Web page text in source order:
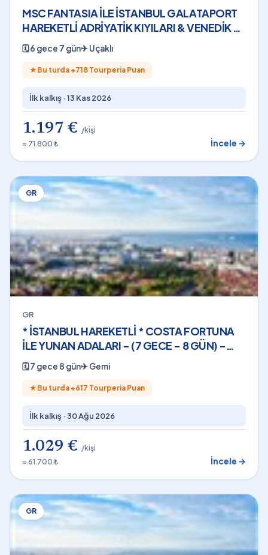
MSC FANTASIA İLE İSTANBUL GALATAPORT
HAREKETLİ ADRİYATİK KIYILARI & VENEDİK 6
Gece THY - 13 Kasım 2026
🗓6 gece 7 gün✈Uçaklı
★ Bu turda +718 Tourperia Puan
İlk kalkış ·13 Kas 2026
1.197 € /kişi
≈ 71.800 ₺
İncele →
GR
GR
* İSTANBUL HAREKETLİ * COSTA FORTUNA
İLE YUNAN ADALARI - (7 GECE - 8 GÜN) -
2026
🗓7 gece 8 gün✈Gemi
★ Bu turda +617 Tourperia Puan
İlk kalkış ·30 Ağu 2026
1.029 € /kişi
≈ 61.700 ₺
İncele →
GR